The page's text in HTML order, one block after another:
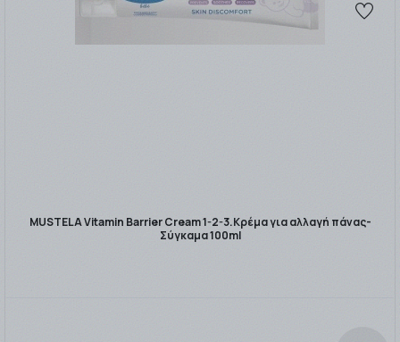
MUSTELA Vitamin Barrier Cream 1-2-3.Κρέμα για αλλαγή πάνας-
Σύγκαμα 100ml